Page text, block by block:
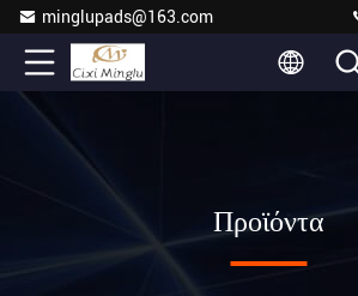
minglupads@163.com
Προϊόντα